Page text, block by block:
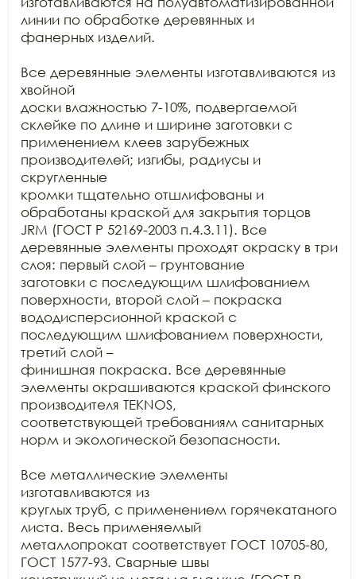
линии по обработке деревянных и
фанерных изделий.
Все деревянные элементы изготавливаются из
хвойной
доски влажностью 7-10%, подвергаемой
склейке по длине и ширине заготовки с
применением клеев зарубежных
производителей; изгибы, радиусы и
скругленные
кромки тщательно отшлифованы и
обработаны краской для закрытия торцов
JRM (ГОСТ Р 52169-2003 п.4.3.11). Все
деревянные элементы проходят окраску в три
слоя: первый слой – грунтование
заготовки с последующим шлифованием
поверхности, второй слой – покраска
вододисперсионной краской с
последующим шлифованием поверхности,
третий слой –
финишная покраска. Все деревянные
элементы окрашиваются краской финского
производителя TEKNOS,
соответствующей требованиям санитарных
норм и экологической безопасности.
Все металлические элементы
изготавливаются из
круглых труб, с применением горячекатаного
листа. Весь применяемый
металлопрокат соответствует ГОСТ 10705-80,
ГОСТ 1577-93. Сварные швы